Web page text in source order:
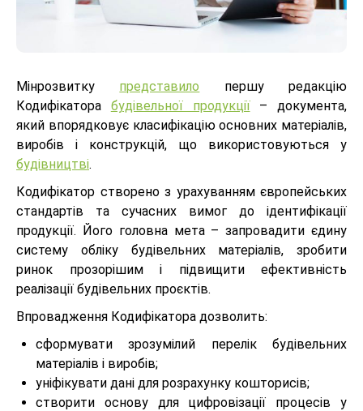
Мінрозвитку представило першу редакцію
Кодифікатора будівельної продукції– документа,
який впорядковує класифікацію основних матеріалів,
виробів і конструкцій, що використовуються у
будівництві.
Кодифікатор створено з урахуванням європейських
стандартів та сучасних вимог до ідентифікації
продукції. Його головна мета – запровадити єдину
систему обліку будівельних матеріалів, зробити
ринок прозорішим і підвищити ефективність
реалізації будівельних проєктів.
Впровадження Кодифікатора дозволить:
сформувати зрозумілий перелік будівельних
матеріалів і виробів;
уніфікувати дані для розрахунку кошторисів;
створити основу для цифровізації процесів у